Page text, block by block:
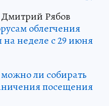
Рябов
облегчения
неделе с 29 июня
можно ли собирать
посещения